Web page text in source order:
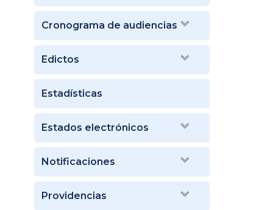
Cronograma de audiencias
Edictos
Estadísticas
Estados electrónicos
Notificaciones
Providencias